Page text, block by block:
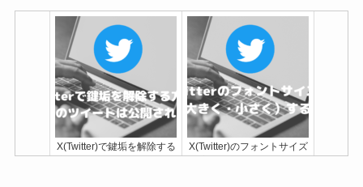
X(Twitter)で鍵垢を解除する
X(Twitter)のフォントサイズ